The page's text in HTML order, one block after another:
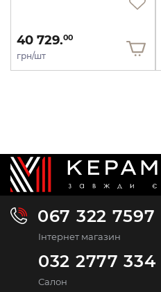
40 729.00
грн/шт
067 322 7597
Інтернет магазин
032 2777 334
Салон